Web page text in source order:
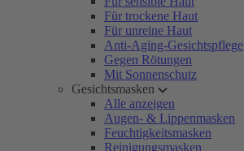
Für trockene Haut
Für unreine Haut
Anti-Aging-Gesichtspflege
Gegen Rötungen
Mit Sonnenschutz
Gesichtsmasken
Alle anzeigen
Augen- & Lippenmasken
Feuchtigkeitsmasken
Reinigungsmasken